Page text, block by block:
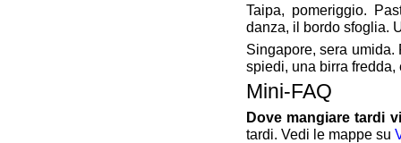
Taipa, pomeriggio.
danza, il bordo sfoglia.
Singapore, sera
spiedi, una birra fredda,
Mini‑FAQ
Dove mangiare tardi
tardi. Vedi le mappe su